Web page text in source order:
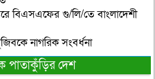
বিএসএফের গু/লি/তে বাংলাদেশী
নাগরিক সংবর্ধনা
পাতাকুঁড়ির দেশ